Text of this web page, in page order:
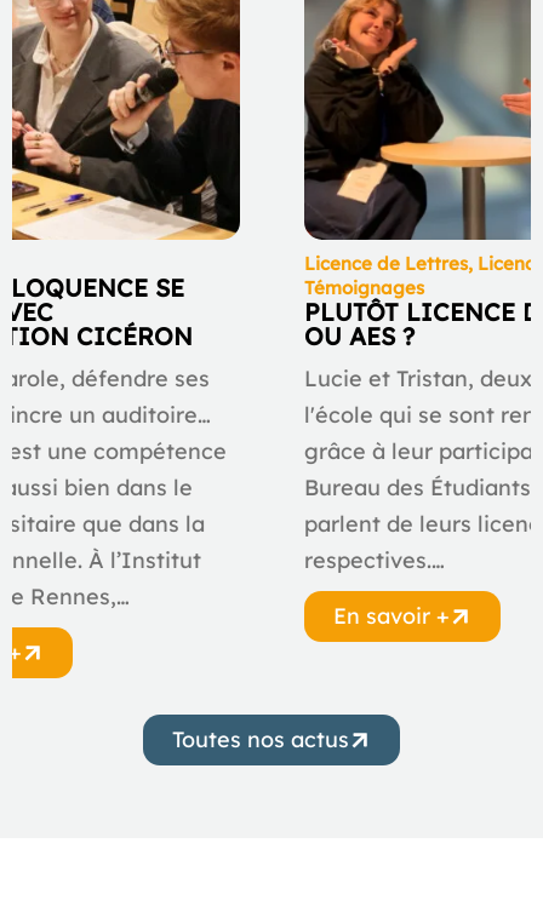
SE
CICÉRON
défendre ses
un auditoire…
est une compétence
bien dans le
que dans la
À l’Institut
Rennes,…
+
Licence de Lettres,
Témoignages
PLUTÔT LICENCE
OU AES ?
Lucie et Tristan, deux
l'école qui se sont
grâce à leur
Bureau des Étudiants
parlent de leurs
respectives.…
En savoir +
Toutes nos actus